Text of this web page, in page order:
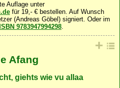
Auflage unter
für 19,- € bestellen. Auf Wunsch
(Andreas Göbel) signiert. Oder im
ISBN 9783947994298.
Afang
giehts wie vu allaa